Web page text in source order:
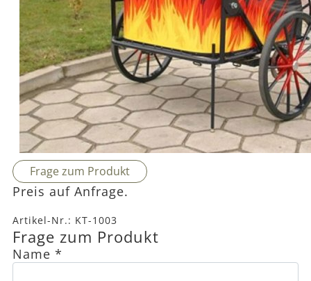
Frage zum Produkt
Preis auf Anfrage.
Artikel-Nr.: KT-1003
Frage zum Produkt
Name *